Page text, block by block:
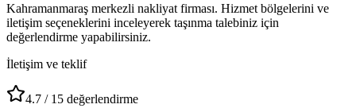
Kahramanmaraş merkezli nakliyat firması. Hizmet bölgelerini ve
iletişim seçeneklerini inceleyerek taşınma talebiniz için
değerlendirme yapabilirsiniz.
İletişim ve teklif
4.7 / 15 değerlendirme